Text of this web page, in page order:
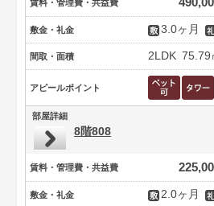
賃料・管理費・共益費
敷金・礼金 3.0ヶ月
間取・面積 2LDK 75.79
アピールポイント
部屋詳細
8階808
賃料・管理費・共益費
敷金・礼金 2.0ヶ月